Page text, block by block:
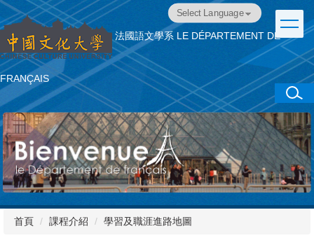
跳
到
主
要
內
容
區
法國語文學系 LE DÉPARTEMENT DE
FRANÇAIS
Translate
首頁 課程介紹 學習及職涯進路地圖